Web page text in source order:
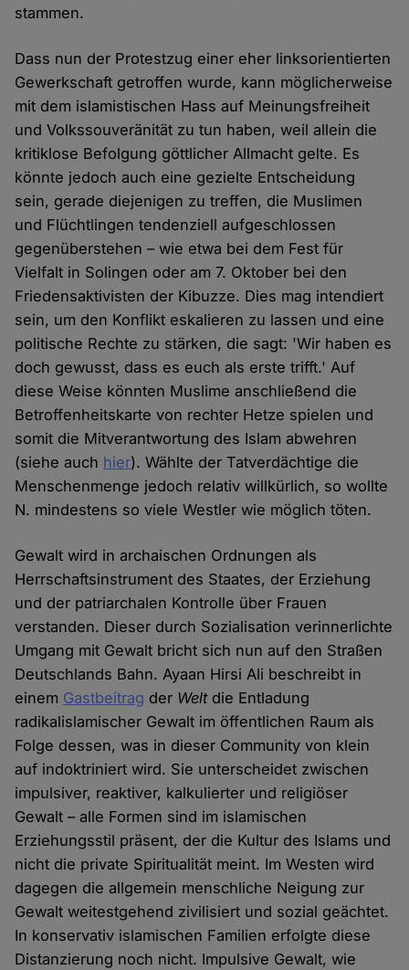
stammen.
Dass nun der Protestzug einer eher linksorientierten
Gewerkschaft getroffen wurde, kann möglicherweise
mit dem islamistischen Hass auf Meinungsfreiheit
und Volkssouveränität zu tun haben, weil allein die
kritiklose Befolgung göttlicher Allmacht gelte. Es
könnte jedoch auch eine gezielte Entscheidung
sein, gerade diejenigen zu treffen, die Muslimen
und Flüchtlingen tendenziell aufgeschlossen
gegenüberstehen – wie etwa bei dem Fest für
Vielfalt in Solingen oder am 7. Oktober bei den
Friedensaktivisten der Kibuzze. Dies mag intendiert
sein, um den Konflikt eskalieren zu lassen und eine
politische Rechte zu stärken, die sagt: 'Wir haben es
doch gewusst, dass es euch als erste trifft.' Auf
diese Weise könnten Muslime anschließend die
Betroffenheitskarte von rechter Hetze spielen und
somit die Mitverantwortung des Islam abwehren
(siehe auch hier). Wählte der Tatverdächtige die
Menschenmenge jedoch relativ willkürlich, so wollte
N. mindestens so viele Westler wie möglich töten.
Gewalt wird in archaischen Ordnungen als
Herrschaftsinstrument des Staates, der Erziehung
und der patriarchalen Kontrolle über Frauen
verstanden. Dieser durch Sozialisation verinnerlichte
Umgang mit Gewalt bricht sich nun auf den Straßen
Deutschlands Bahn. Ayaan Hirsi Ali beschreibt in
einem Gastbeitrag der Weltdie Entladung
radikalislamischer Gewalt im öffentlichen Raum als
Folge dessen, was in dieser Community von klein
auf indoktriniert wird. Sie unterscheidet zwischen
impulsiver, reaktiver, kalkulierter und religiöser
Gewalt – alle Formen sind im islamischen
Erziehungsstil präsent, der die Kultur des Islams und
nicht die private Spiritualität meint. Im Westen wird
dagegen die allgemein menschliche Neigung zur
Gewalt weitestgehend zivilisiert und sozial geächtet.
In konservativ islamischen Familien erfolgte diese
Distanzierung noch nicht. Impulsive Gewalt, wie